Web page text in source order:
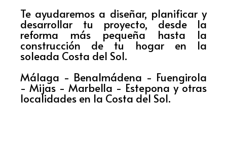
Te ayudaremos a diseñar, planificar y
desarrollar tu proyecto, desde la
reforma más pequeña hasta la
construcción de tu hogar en la
soleada Costa del Sol.
Málaga - Benalmádena - Fuengirola
- Mijas - Marbella - Estepona y otras
localidades en la Costa del Sol.